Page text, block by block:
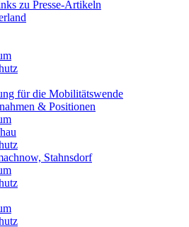
zu Presse-Artikeln
für die Mobilitätswende
& Positionen
Stahnsdorf